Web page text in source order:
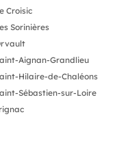
Croisic
Sorinières
Aignan-Grandlieu
Hilaire-de-Chaléons
Sébastien-sur-Loire